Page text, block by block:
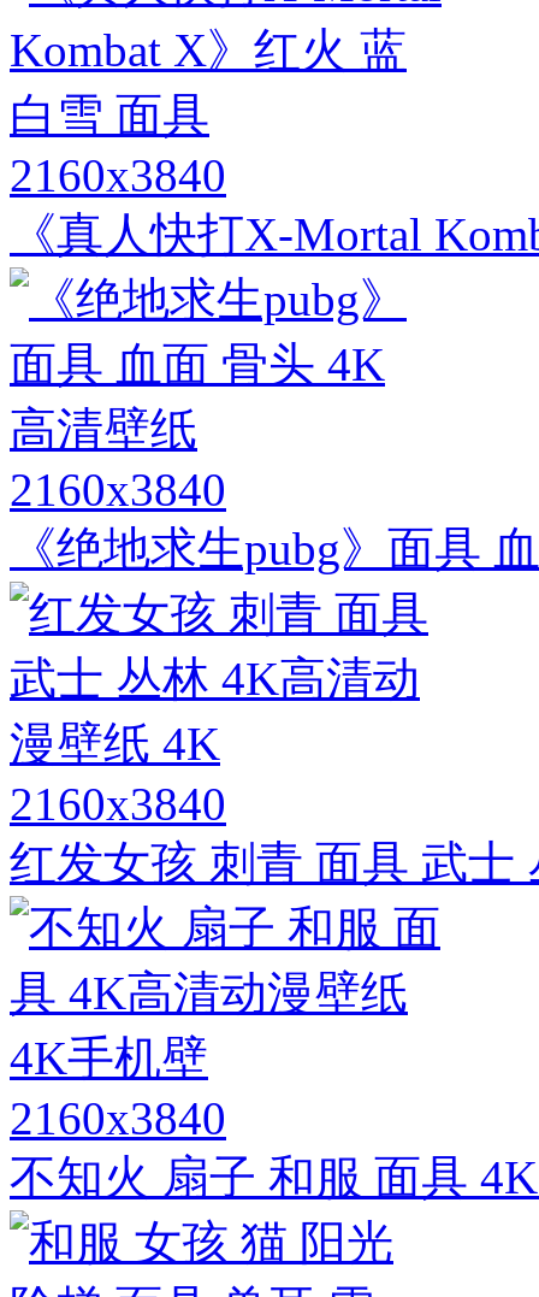
2160x3840
《真人快打X-Mortal
2160x3840
《绝地求生pubg》面具
2160x3840
红发女孩 刺青 面具 武士
2160x3840
不知火 扇子 和服 面具